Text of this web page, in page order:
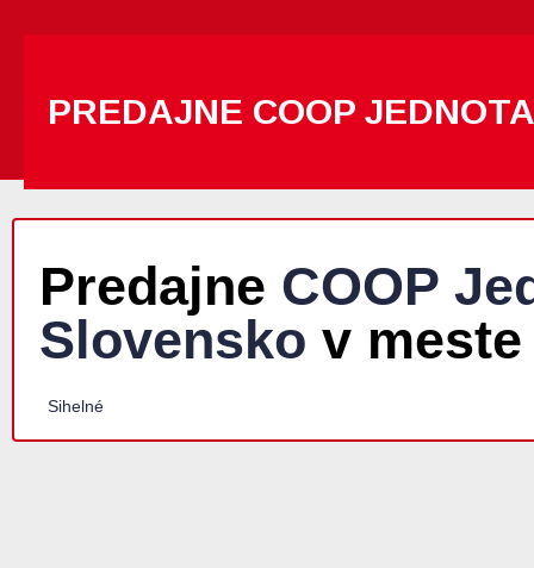
PREDAJNE COOP
Predajne COOP
Slovensko v
Sihelné